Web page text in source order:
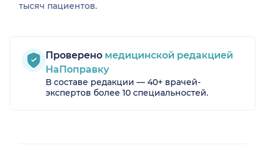
тысяч пациентов.
Проверено медицинской редакцией
НаПоправку
В составе редакции — 40+ врачей-
экспертов более 10 специальностей.